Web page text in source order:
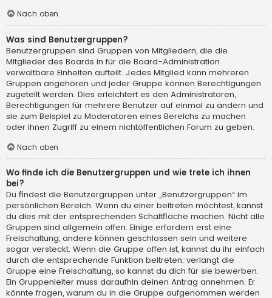
Nach oben
Was sind Benutzergruppen?
Benutzergruppen sind Gruppen von Mitgliedern, die die
Mitglieder des Boards in für die Board-Administration
verwaltbare Einheiten aufteilt. Jedes Mitglied kann mehreren
Gruppen angehören und jeder Gruppe können Berechtigungen
zugeteilt werden. Dies erleichtert es den Administratoren,
Berechtigungen für mehrere Benutzer auf einmal zu ändern und
sie zum Beispiel zu Moderatoren eines Bereichs zu machen
oder ihnen Zugriff zu einem nichtöffentlichen Forum zu geben.
Nach oben
Wo finde ich die Benutzergruppen und wie trete ich ihnen
bei?
Du findest die Benutzergruppen unter „Benutzergruppen“ im
persönlichen Bereich. Wenn du einer beitreten möchtest, kannst
du dies mit der entsprechenden Schaltfläche machen. Nicht alle
Gruppen sind allgemein offen. Einige erfordern erst eine
Freischaltung, andere können geschlossen sein und weitere
sogar versteckt. Wenn die Gruppe offen ist, kannst du ihr einfach
durch die entsprechende Funktion beitreten; verlangt die
Gruppe eine Freischaltung, so kannst du dich für sie bewerben.
Ein Gruppenleiter muss daraufhin deinen Antrag annehmen. Er
könnte fragen, warum du in die Gruppe aufgenommen werden